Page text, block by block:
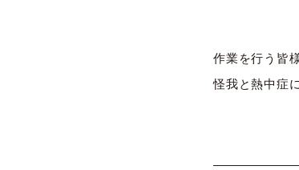
作業を行う皆様
怪我と熱中症